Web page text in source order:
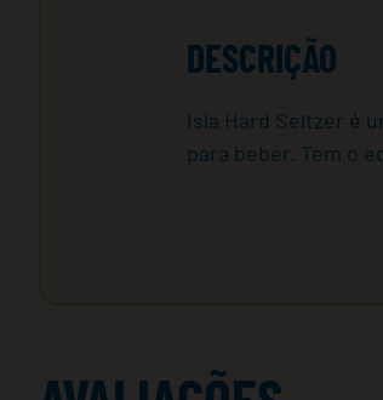
DESCRIÇÃO
Isla Hard Seltzer é
para beber. Tem o